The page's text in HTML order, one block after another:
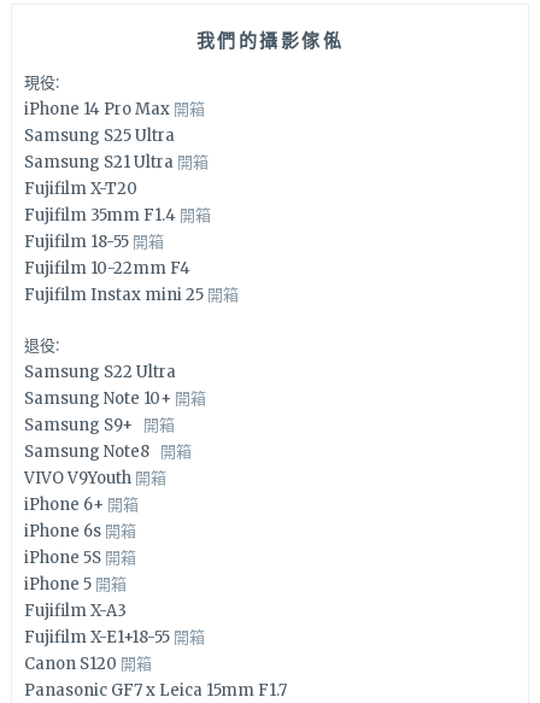
我們的攝影傢俬
現役:
iPhone 14 Pro Max 開箱
Samsung S25 Ultra
Samsung S21 Ultra 開箱
Fujifilm X-T20
Fujifilm 35mm F1.4 開箱
Fujifilm 18-55 開箱
Fujifilm 10-22mm F4
Fujifilm Instax mini 25 開箱
退役:
Samsung S22 Ultra
Samsung Note 10+ 開箱
Samsung S9+ 開箱
Samsung Note8 開箱
VIVO V9Youth 開箱
iPhone 6+ 開箱
iPhone 6s 開箱
iPhone 5S 開箱
iPhone 5 開箱
Fujifilm X-A3
Fujifilm X-E1+18-55 開箱
Canon S120 開箱
Panasonic GF7 x Leica 15mm F1.7